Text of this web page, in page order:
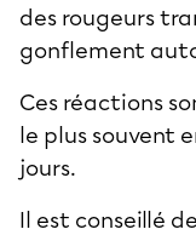
des rougeurs
gonflement
Ces réactions
le plus souvent
jours.
Il est conseillé